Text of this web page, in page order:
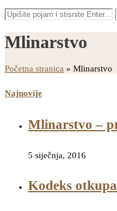
Mlinarstvo
Početna stranica » Mlinarstvo
Najnovije
Mlinarstvo –
5 siječnja, 2016
Kodeks